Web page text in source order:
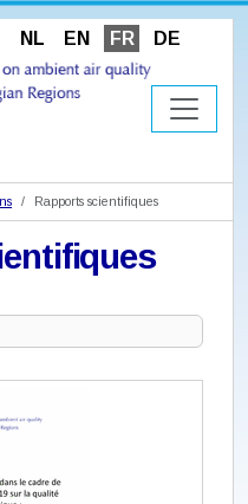
NL EN FR DE
Rapports scientifiques